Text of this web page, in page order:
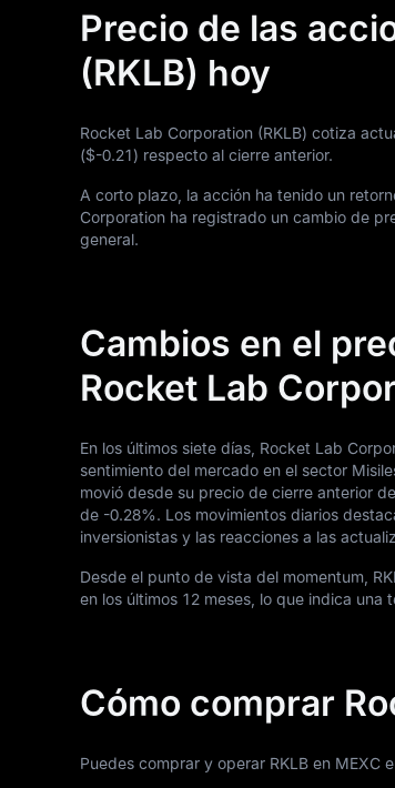
Precio de las
(RKLB) hoy
Rocket Lab Corporation (RKLB) cotiza
($-0.21) respecto al cierre anterior.
A corto plazo, la acción ha tenido un
Corporation ha registrado un cambio de
general.
Cambios en el
Rocket Lab
En los últimos siete días, Rocket Lab
sentimiento del mercado en el sector
movió desde su precio de cierre anterior de
de -0.28%. Los movimientos diarios
inversionistas y las reacciones a las
Desde el punto de vista del momentum,
en los últimos 12 meses, lo que indica una
Cómo comprar
Puedes comprar y operar RKLB en MEXC